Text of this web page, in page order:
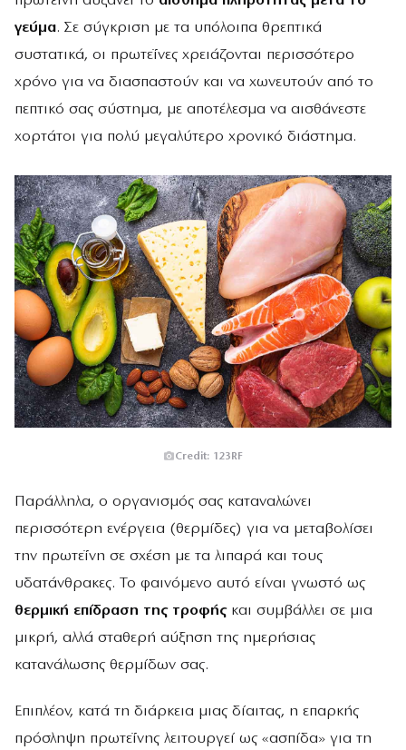
γεύμα. Σε σύγκριση με τα υπόλοιπα θρεπτικά
συστατικά, οι πρωτεΐνες χρειάζονται περισσότερο
χρόνο για να διασπαστούν και να χωνευτούν από το
πεπτικό σας σύστημα, με αποτέλεσμα να αισθάνεστε
χορτάτοι για πολύ μεγαλύτερο χρονικό διάστημα.
Credit: 123RF
Παράλληλα, ο οργανισμός σας καταναλώνει
περισσότερη ενέργεια (θερμίδες) για να μεταβολίσει
την πρωτεΐνη σε σχέση με τα λιπαρά και τους
υδατάνθρακες. Το φαινόμενο αυτό είναι γνωστό ως
θερμική επίδραση της τροφήςκαι συμβάλλει σε μια
μικρή, αλλά σταθερή αύξηση της ημερήσιας
κατανάλωσης θερμίδων σας.
Επιπλέον, κατά τη διάρκεια μιας δίαιτας, η επαρκής
πρόσληψη πρωτεΐνης λειτουργεί ως «ασπίδα» για τη